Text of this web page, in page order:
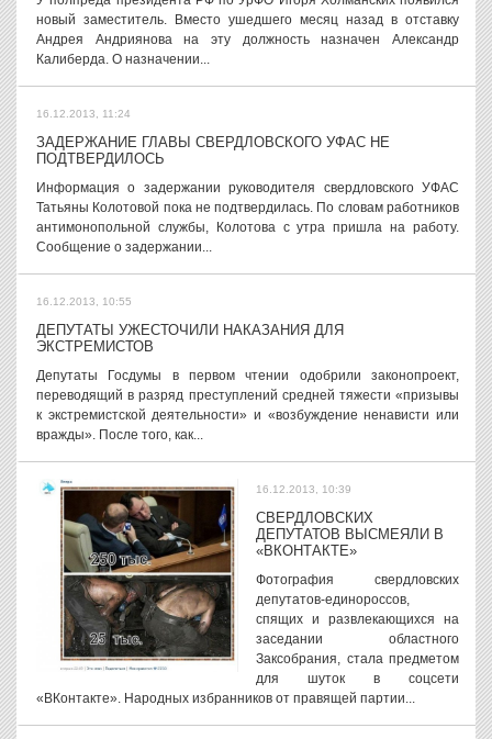
новый заместитель. Вместо ушедшего месяц назад в отставку
Андрея Андриянова на эту должность назначен Александр
Калиберда. О назначении...
16.12.2013, 11:24
ЗАДЕРЖАНИЕ ГЛАВЫ СВЕРДЛОВСКОГО УФАС НЕ
ПОДТВЕРДИЛОСЬ
Информация о задержании руководителя свердловского УФАС
Татьяны Колотовой пока не подтвердилась. По словам работников
антимонопольной службы, Колотова с утра пришла на работу.
Сообщение о задержании...
16.12.2013, 10:55
ДЕПУТАТЫ УЖЕСТОЧИЛИ НАКАЗАНИЯ ДЛЯ
ЭКСТРЕМИСТОВ
Депутаты Госдумы в первом чтении одобрили законопроект,
переводящий в разряд преступлений средней тяжести «призывы
к экстремистской деятельности» и «возбуждение ненависти или
вражды». После того, как...
16.12.2013, 10:39
СВЕРДЛОВСКИХ
ДЕПУТАТОВ ВЫСМЕЯЛИ В
«ВКОНТАКТЕ»
Фотография свердловских
депутатов-единороссов,
спящих и развлекающихся на
заседании областного
Заксобрания, стала предметом
для шуток в соцсети
«ВКонтакте». Народных избранников от правящей партии...